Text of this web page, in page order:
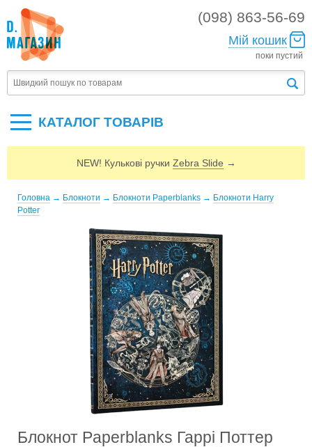
(098) 863-56-69
Мій кошик
поки пустий
КАТАЛОГ ТОВАРIВ
NEW! Кулькові ручки Zebra Slide →
Головна → Блокноти → Блокноти Paperblanks → Блокноти Harry
Potter
Блокнот Paperblanks Гаррі Поттер